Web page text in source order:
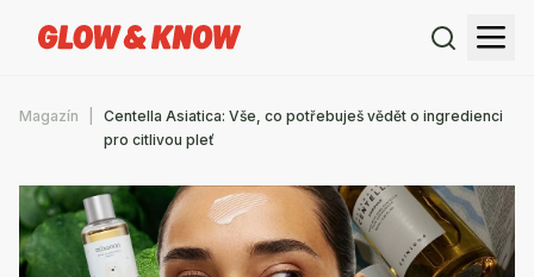
Magazín
Centella Asiatica: Vše, co potřebuješ vědět o ingredienci
pro citlivou pleť